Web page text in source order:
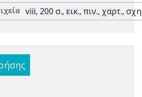
viii, 200 σ., εικ., πιν., χαρτ.,